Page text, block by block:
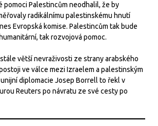
pomoci Palestincům neodhalil, že by
radikálnímu palestinskému hnutí
Evropská komise. Palestincům tak bude
tak rozvojová pomoc.
větší nevraživosti ze strany arabského
ve válce mezi Izraelem a palestinským
unijní diplomacie Josep Borrell to řekl v
Reuters po návratu ze své cesty po